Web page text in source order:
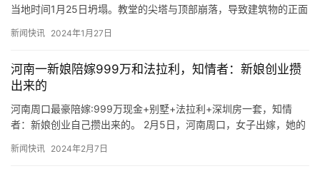
当地时间1月25日坍塌。教堂的尖塔与顶部崩落，导致建筑物的正面
新闻快讯 2024年1月27日
河南一新娘陪嫁999万和法拉利，知情者：新娘创业攒
出来的
河南周口最豪陪嫁:999万现金+别墅+法拉利+深圳房一套，知情
者：新娘创业自己攒出来的。 2月5日，河南周口，女子出嫁，她的
新闻快讯 2024年2月7日